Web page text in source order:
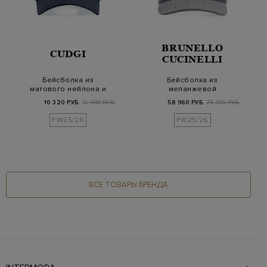
CUDGI
Бейсболка из
матового нейлона и
сл…
10 320 РУБ. 12 900 РУБ.
FW25/26
BRUNELLO
CUCINELLI
Бейсболка из
меланжевой
вышивкой S…
58 960 РУБ. 73 700 РУБ.
FW25/26
ВСЕ ТОВАРЫ БРЕНДА